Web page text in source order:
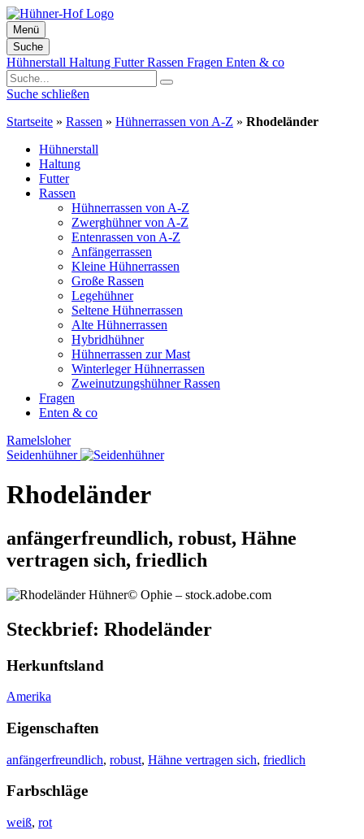
Menü
Suche
Zum
Inhalt
springen
Hühnerstall Haltung FutterRassen Fragen Enten & co
Suche schließen
Startseite » Rassen » Hühnerrassen von A-Z » Rhodeländer
Hühnerstall
Haltung
Futter
Rassen
Hühnerrassen von A-Z
Zwerghühner von A-Z
Entenrassen von A-Z
Anfängerrassen
Kleine Hühnerrassen
Große Rassen
Legehühner
Seltene Hühnerrassen
Alte Hühnerrassen
Hybridhühner
Hühnerrassen zur Mast
Winterleger Hühnerrassen
Zweinutzungshühner Rassen
Fragen
Enten & co
Ramelsloher
Seidenhühner
Rhodeländer
anfängerfreundlich, robust, Hähne
vertragen sich, friedlich
© Ophie – stock.adobe.com
Steckbrief: Rhodeländer
Herkunftsland
Amerika
Eigenschaften
anfängerfreundlich, robust, Hähne vertragen sich, friedlich
Farbschläge
weiß, rot